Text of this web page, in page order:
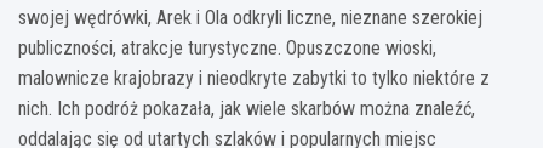
swojej wędrówki, Arek i Ola odkryli liczne, nieznane szerokiej
publiczności, atrakcje turystyczne. Opuszczone wioski,
malownicze krajobrazy i nieodkryte zabytki to tylko niektóre z
nich. Ich podróż pokazała, jak wiele skarbów można znaleźć,
oddalając się od utartych szlaków i popularnych miejsc